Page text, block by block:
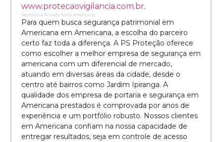
www.protecaovigilancia.com.br.
Segurança Privada Local Americana
Para quem busca segurança patrimonial em
Americana em Americana, a escolha do parceiro
certo faz toda a diferença. A PS Proteção oferece
como escolher a melhor empresa de segurança em
americana com um diferencial de mercado,
atuando em diversas áreas da cidade, desde o
centro até bairros como Jardim Ipiranga. A
qualidade dos empresa de portaria e segurança em
Americana prestados é comprovada por anos de
experiência e um portfólio robusto. Nossos clientes
em Americana confiam na nossa capacidade de
entregar resultados, seja em controle de acesso